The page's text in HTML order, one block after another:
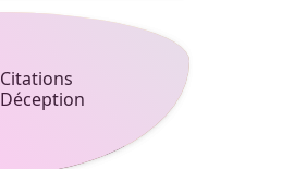
Citations
Déception